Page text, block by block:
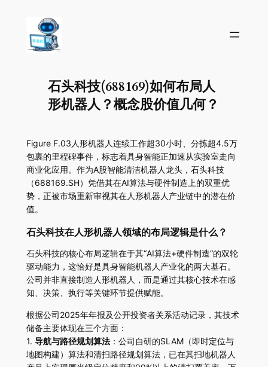
石头科技(688169)如何布局人
形机器人？概念股价值几何？
Figure F.03人形机器人连续工作超30小时、分拣超4.5万
包裹的里程碑事件，标志着具身智能正加速从实验室走向
商业化应用。作为A股智能清洁机器人龙头，石头科技
（688169.SH）凭借其在AI算法与硬件制造上的双重优
势，正被市场重新审视其在人形机器人产业链中的潜在价
值。
石头科技在人形机器人领域的布局逻辑是什么？
石头科技的核心布局逻辑在于其“AI算法+硬件制造”的双轮
驱动能力，这恰好是具身智能机器人产业化的两大基石。
公司并非直接制造人形机器人，而是通过其核心技术在感
知、决策、执行等关键环节提供赋能。
根据公司2025年年报及公开投资者关系活动记录，其技术
储备主要体现在三个方面：
1. 导航与路径规划算法：公司自研的SLAM（即时定位与
地图构建）算法和清扫路径规划算法，已在其扫地机器人